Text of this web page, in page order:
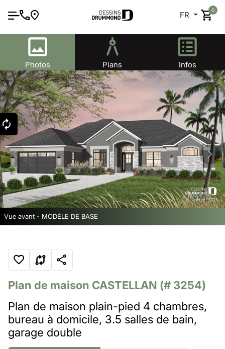
FR
0
Vue avant - MODÈLE DE BASE
Photos Plans Infos
Plan de maison CASTELLAN (# 3254)
Plan de maison plain-pied 4 chambres,
bureau à domicile, 3.5 salles de bain,
garage double